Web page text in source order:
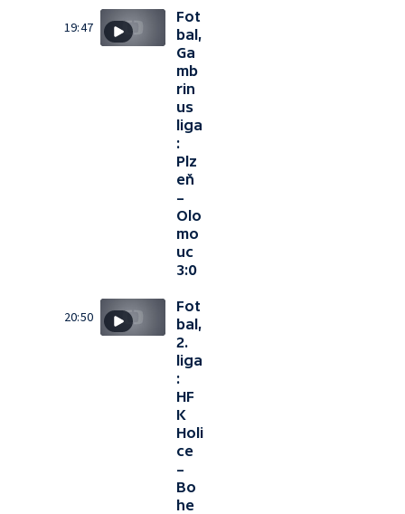
19:47
Fot
bal,
Ga
mb
rin
us
liga
:
Plz
eň
–
Olo
mo
uc
3:0
20:50
Fot
bal,
2.
liga
:
HF
K
Holi
ce
–
Bo
he